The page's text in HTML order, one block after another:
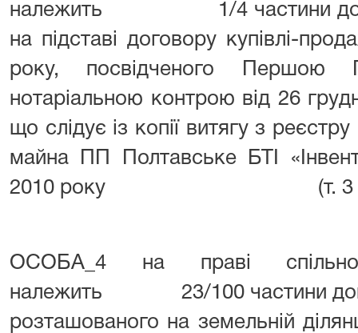
належить 1/4 частини
на підставі договору купівлі-
року, посвідченого Першою
нотаріальною контрою від 26
що слідує із копії витягу з
майна ПП Полтавське БТІ
2010 року (т. 3 а.
ОСОБА_4 на праві
належить 23/100 частини
розташованого на земельній